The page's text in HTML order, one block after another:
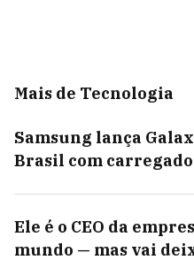
Mais de Tecnologia
Samsung lança
Brasil com
Ele é o CEO da
mundo — mas vai